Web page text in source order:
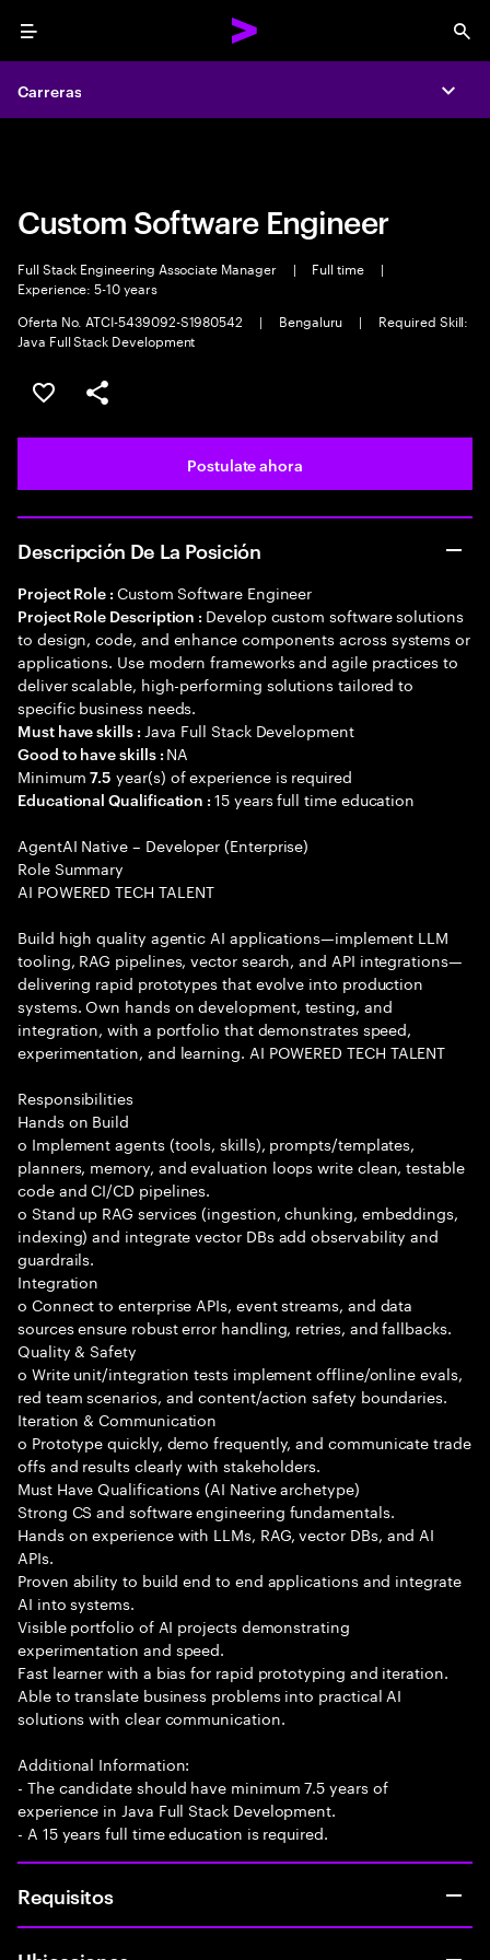
Menu
Carreras
Carreras
Custom Software Engineer
Full Stack Engineering Associate Manager | Full time
|
Experience: 5-10 years
Oferta No. ATCI-5439092-S1980542
| Bengaluru |
Required Skill:
Java Full Stack Development
Guardar este trabajo
Compartir este empleo
Postulate ahora
Descripción De La Posición
Project Role : Custom Software Engineer
Project Role Description : Develop custom software solutions
to design, code, and enhance components across systems or
applications. Use modern frameworks and agile practices to
deliver scalable, high-performing solutions tailored to
specific business needs.
Must have skills : Java Full Stack Development
Good to have skills : NA
Minimum7.5 year(s) of experience is required
Educational Qualification :15 years full time education
AgentAI Native – Developer (Enterprise)
Role Summary
AI POWERED TECH TALENT
Build high quality agentic AI applications—implement LLM
tooling, RAG pipelines, vector search, and API integrations—
delivering rapid prototypes that evolve into production
systems. Own hands on development, testing, and
integration, with a portfolio that demonstrates speed,
experimentation, and learning. AI POWERED TECH TALENT
Responsibilities
Hands on Build
o Implement agents (tools, skills), prompts/templates,
planners, memory, and evaluation loops write clean, testable
code and CI/CD pipelines.
o Stand up RAG services (ingestion, chunking, embeddings,
indexing) and integrate vector DBs add observability and
guardrails.
Integration
o Connect to enterprise APIs, event streams, and data
sources ensure robust error handling, retries, and fallbacks.
Quality & Safety
o Write unit/integration tests implement offline/online evals,
red team scenarios, and content/action safety boundaries.
Iteration & Communication
o Prototype quickly, demo frequently, and communicate trade
offs and results clearly with stakeholders.
Must Have Qualifications (AI Native archetype)
Strong CS and software engineering fundamentals.
Hands on experience with LLMs, RAG, vector DBs, and AI
APIs.
Proven ability to build end to end applications and integrate
AI into systems.
Visible portfolio of AI projects demonstrating
experimentation and speed.
Fast learner with a bias for rapid prototyping and iteration.
Able to translate business problems into practical AI
solutions with clear communication.
Additional Information:
- The candidate should have minimum 7.5 years of
experience in Java Full Stack Development.
- A 15 years full time education is required.
Requisitos